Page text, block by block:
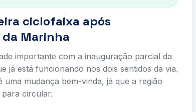
ciclofaixa após
Marinha
importante com a inauguração parcial da
já está funcionando nos dois sentidos da via.
uma mudança bem-vinda, já que a região
circular.